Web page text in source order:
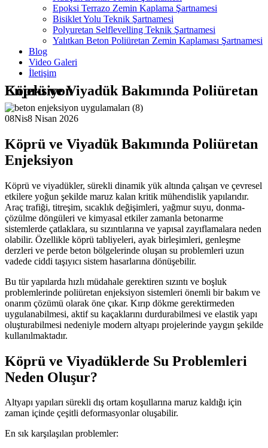
Epoksi Terrazo Zemin Kaplama Şartnamesi
Bisiklet Yolu Teknik Şartnamesi
Polyuretan Selflevelling Teknik Şartnamesi
Yalıtkan Beton Poliüretan Zemin Kaplaması Şartnamesi
Blog
Video Galeri
İletişim
Köprü ve Viyadük Bakımında Poliüretan Enjeksiyon
08Nis8 Nisan 2026
Köprü ve Viyadük Bakımında Poliüretan
Enjeksiyon
Köprü ve viyadükler, sürekli dinamik yük altında çalışan ve çevresel
etkilere yoğun şekilde maruz kalan kritik mühendislik yapılarıdır.
Araç trafiği, titreşim, sıcaklık değişimleri, yağmur suyu, donma-
çözülme döngüleri ve kimyasal etkiler zamanla betonarme
sistemlerde çatlaklara, su sızıntılarına ve yapısal zayıflamalara neden
olabilir. Özellikle köprü tabliyeleri, ayak birleşimleri, genleşme
derzleri ve perde beton bölgelerinde oluşan su problemleri uzun
vadede ciddi taşıyıcı sistem hasarlarına dönüşebilir.
Bu tür yapılarda hızlı müdahale gerektiren sızıntı ve boşluk
problemlerinde poliüretan enjeksiyon sistemleri önemli bir bakım ve
onarım çözümü olarak öne çıkar. Kırıp dökme gerektirmeden
uygulanabilmesi, aktif su kaçaklarını durdurabilmesi ve elastik yapı
oluşturabilmesi nedeniyle modern altyapı projelerinde yaygın şekilde
kullanılmaktadır.
Köprü ve Viyadüklerde Su Problemleri
Neden Oluşur?
Altyapı yapıları sürekli dış ortam koşullarına maruz kaldığı için
zaman içinde çeşitli deformasyonlar oluşabilir.
En sık karşılaşılan problemler: